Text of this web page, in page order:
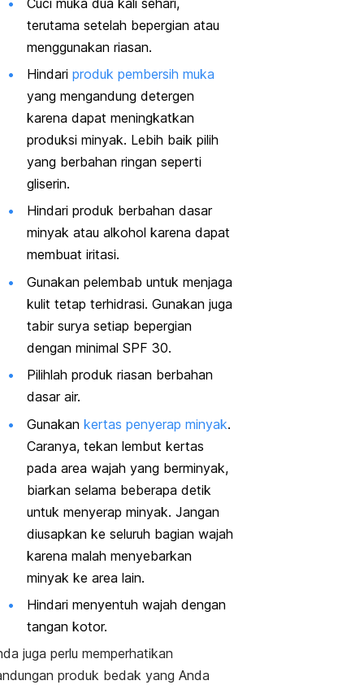
terutama setelah bepergian atau
menggunakan riasan.
Hindari produk pembersih muka
yang mengandung detergen
karena dapat meningkatkan
produksi minyak. Lebih baik pilih
yang berbahan ringan seperti
gliserin.
Hindari produk berbahan dasar
minyak atau alkohol karena dapat
membuat iritasi.
Gunakan pelembab untuk menjaga
kulit tetap terhidrasi. Gunakan juga
tabir surya setiap bepergian
dengan minimal SPF 30.
Pilihlah produk riasan berbahan
dasar air.
Gunakan kertas penyerap minyak.
Caranya, tekan lembut kertas
pada area wajah yang berminyak,
biarkan selama beberapa detik
untuk menyerap minyak. Jangan
diusapkan ke seluruh bagian wajah
karena malah menyebarkan
minyak ke area lain.
Hindari menyentuh wajah dengan
tangan kotor.
juga perlu memperhatikan
produk bedak yang Anda